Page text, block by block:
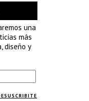
una
más
diseño y